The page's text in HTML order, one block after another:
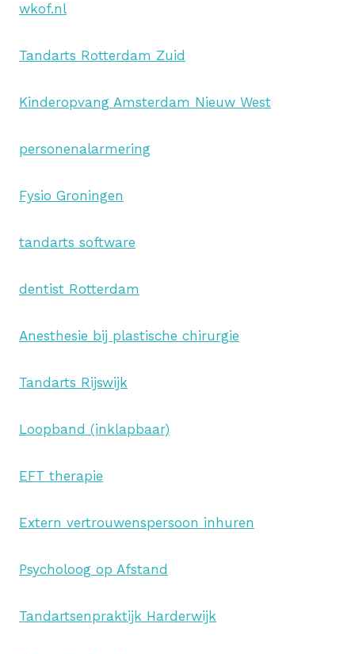
wkof.nl
Tandarts Rotterdam Zuid
Kinderopvang Amsterdam Nieuw West
personenalarmering
Fysio Groningen
tandarts software
dentist Rotterdam
Anesthesie bij plastische chirurgie
Tandarts Rijswijk
Loopband (inklapbaar)
EFT therapie
Extern vertrouwenspersoon inhuren
Psycholoog op Afstand
Tandartsenpraktijk Harderwijk